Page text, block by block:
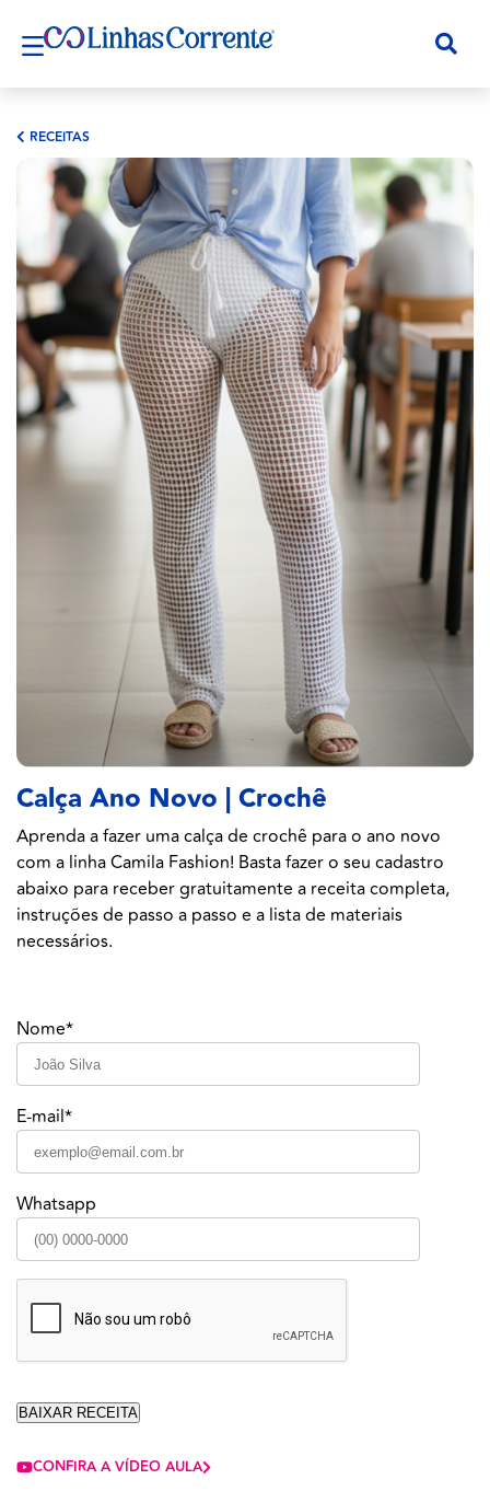
RECEITAS
Calça Ano Novo | Crochê
Aprenda a fazer uma calça de crochê para o ano novo
com a linha Camila Fashion! Basta fazer o seu cadastro
abaixo para receber gratuitamente a receita completa,
instruções de passo a passo e a lista de materiais
necessários.
Nome*
E-mail*
Whatsapp
CONFIRA A VÍDEO AULA